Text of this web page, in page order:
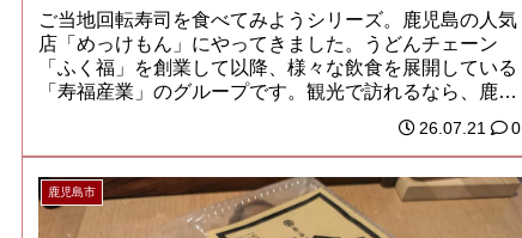
ご当地回転寿司を食べてみようシリーズ。鹿児島の人気
店「めっけもん」にやってきました。うどんチェーン
「ふく福」を創業して以降、様々な飲食を展開している
「寿福産業」のグループです。観光で訪れるなら、鹿児
26.07.21 0
鹿児島市